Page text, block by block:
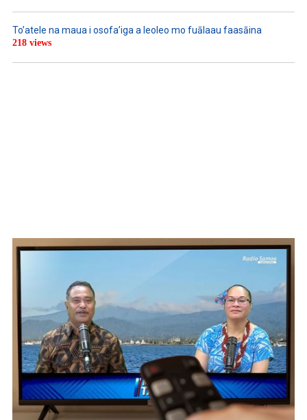
To’atele na maua i osofa’iga a leoleo mo fuālaau faasāina
218 views